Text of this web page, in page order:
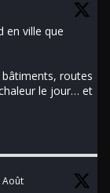
en ville que
bâtiments, routes
le jour… et
Août